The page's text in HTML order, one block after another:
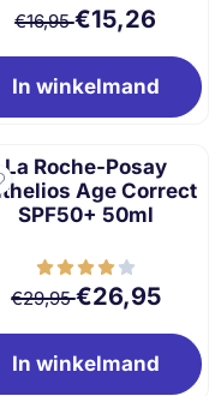
Van 16,95 voor
€16,95€15,26
In winkelmand
La Roche-Posay
Age Correct
SPF50+ 50ml
Van 29,95 voor
€29,95€26,95
In winkelmand